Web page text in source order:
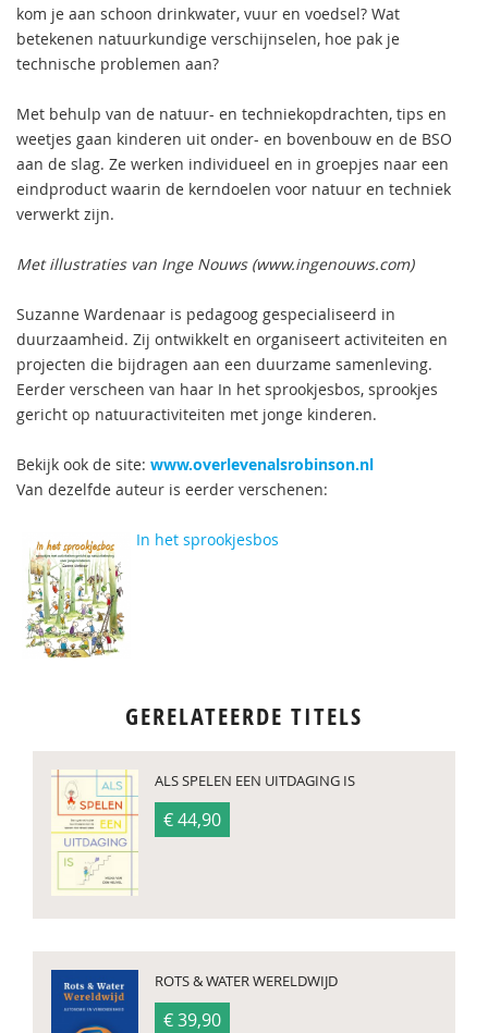
kom je aan schoon drinkwater, vuur en voedsel? Wat
betekenen natuurkundige verschijnselen, hoe pak je
technische problemen aan?
Met behulp van de natuur- en techniekopdrachten, tips en
weetjes gaan kinderen uit onder- en bovenbouw en de BSO
aan de slag. Ze werken individueel en in groepjes naar een
eindproduct waarin de kerndoelen voor natuur en techniek
verwerkt zijn.
Met illustraties van Inge Nouws (www.ingenouws.com)
Suzanne Wardenaar is pedagoog gespecialiseerd in
duurzaamheid. Zij ontwikkelt en organiseert activiteiten en
projecten die bijdragen aan een duurzame samenleving.
Eerder verscheen van haar In het sprookjesbos, sprookjes
gericht op natuuractiviteiten met jonge kinderen.
Bekijk ook de site: www.overlevenalsrobinson.nl
Van dezelfde auteur is eerder verschenen:
In het sprookjesbos
GERELATEERDE TITELS
ALS SPELEN EEN UITDAGING IS
€ 44,90
ROTS & WATER WERELDWIJD
€ 39,90